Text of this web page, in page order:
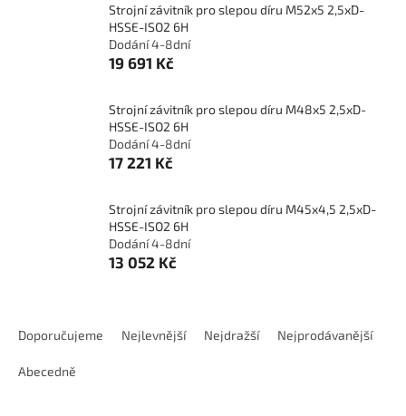
Strojní závitník pro slepou díru M52x5 2,5xD-
HSSE-ISO2 6H
Dodání 4-8dní
19 691 Kč
Strojní závitník pro slepou díru M48x5 2,5xD-
HSSE-ISO2 6H
Dodání 4-8dní
17 221 Kč
Strojní závitník pro slepou díru M45x4,5 2,5xD-
HSSE-ISO2 6H
Dodání 4-8dní
13 052 Kč
Doporučujeme Nejlevnější Nejdražší Nejprodávanější
Abecedně